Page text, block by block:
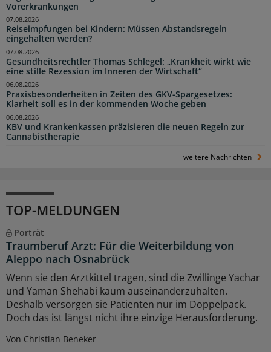
Vorerkrankungen
Reiseimpfungen bei Kindern: Müssen Abstandsregeln
eingehalten werden?
07.08.2026
Gesundheitsrechtler Thomas Schlegel: „Krankheit wirkt wie
eine stille Rezession im Inneren der Wirtschaft“
07.08.2026
Praxisbesonderheiten in Zeiten des GKV-Spargesetzes:
Klarheit soll es in der kommenden Woche geben
06.08.2026
KBV und Krankenkassen präzisieren die neuen Regeln zur
Cannabistherapie
06.08.2026
weitere Nachrichten
TOP-MELDUNGEN
Porträt
Traumberuf Arzt: Für die Weiterbildung von
Aleppo nach Osnabrück
Wenn sie den Arztkittel tragen, sind die Zwillinge Yachar
und Yaman Shehabi kaum auseinanderzuhalten.
Deshalb versorgen sie Patienten nur im Doppelpack.
Doch das ist längst nicht ihre einzige Herausforderung.
Von Christian Beneker